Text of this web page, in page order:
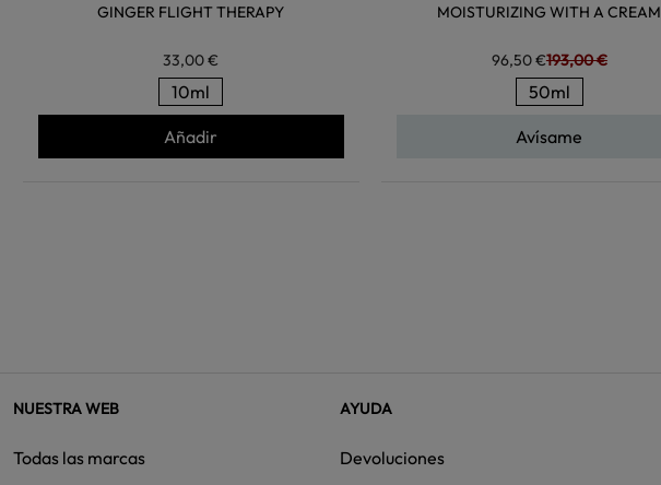
GINGER FLIGHT THERAPY
33,00 €
10ml
Añadir
MOISTURIZING WITH A CREAM
96,50 €193,00 €
50ml
Avísame
NUESTRA WEB
Todas las marcas
AYUDA
Devoluciones